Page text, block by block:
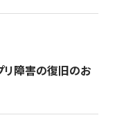
障害の復旧のお